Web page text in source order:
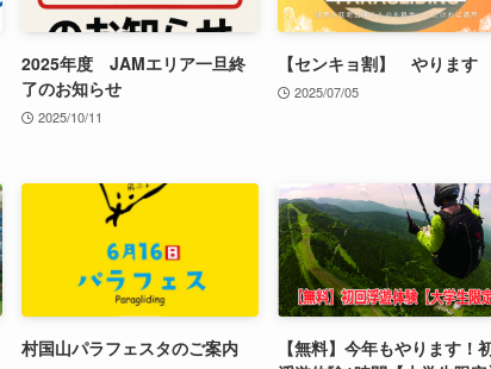
2025年度 JAMエリア一旦終
了のお知らせ
2025/10/11
【センキョ割】 やります
2025/07/05
村国山パラフェスタのご案内
【無料】今年もやります！